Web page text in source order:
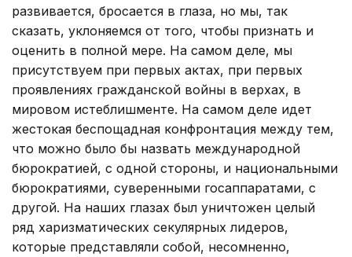
развивается, бросается в глаза, но мы, так
сказать, уклоняемся от того, чтобы признать и
оценить в полной мере. На самом деле, мы
присутствуем при первых актах, при первых
проявлениях гражданской войны в верхах, в
мировом истеблишменте. На самом деле идет
жестокая беспощадная конфронтация между тем,
что можно было бы назвать международной
бюрократией, с одной стороны, и национальными
бюрократиями, суверенными госаппаратами, с
другой. На наших глазах был уничтожен целый
ряд харизматических секулярных лидеров,
которые представляли собой, несомненно,